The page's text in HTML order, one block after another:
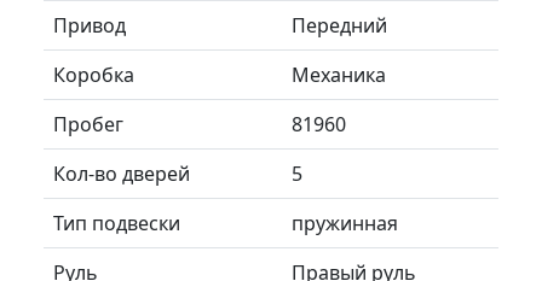
Привод
Передний
Коробка
Механика
Пробег
81960
Кол-во дверей
5
Тип подвески
пружинная
Руль
Правый руль